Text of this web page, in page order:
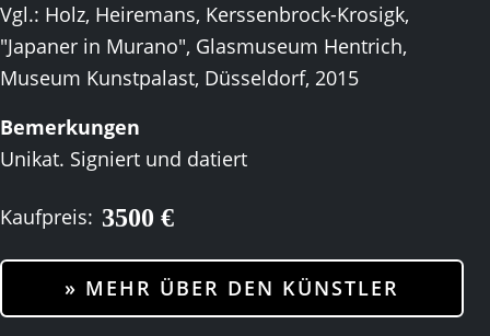
Vgl.: Holz, Heiremans, Kerssenbrock-Krosigk,
"Japaner in Murano", Glasmuseum Hentrich,
Museum Kunstpalast, Düsseldorf, 2015
Bemerkungen
Unikat. Signiert und datiert
Kaufpreis: 3500 €
» MEHR ÜBER DEN KÜNSTLER